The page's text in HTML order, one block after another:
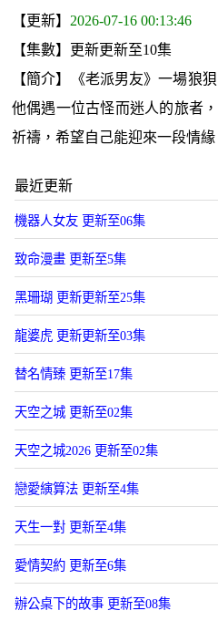
【更新】 2026-07-16 00:13:46
【集數】更新更新至10集
【簡介】《老派男友》一場狼
他偶遇一位古怪而迷人的旅者
祈禱，希望自己能迎來一段情緣
最近更新
機器人女友 更新至06集
致命漫畫 更新至5集
黑珊瑚 更新更新至25集
龍婆虎 更新更新至03集
替名情臻 更新至17集
天空之城 更新至02集
天空之城2026 更新至02集
戀愛縯算法 更新至4集
天生一對 更新至4集
愛情契約 更新至6集
辦公桌下的故事 更新至08集